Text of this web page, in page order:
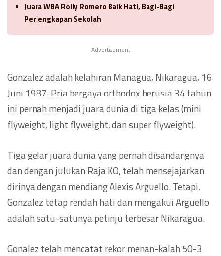
Juara WBA Rolly Romero Baik Hati, Bagi-Bagi
Perlengkapan Sekolah
Advertisement
Gonzalez adalah kelahiran Managua, Nikaragua, 16
Juni 1987. Pria bergaya orthodox berusia 34 tahun
ini pernah menjadi juara dunia di tiga kelas (mini
flyweight, light flyweight, dan super flyweight).
Tiga gelar juara dunia yang pernah disandangnya
dan dengan julukan Raja KO, telah mensejajarkan
dirinya dengan mendiang Alexis Arguello. Tetapi,
Gonzalez tetap rendah hati dan mengakui Arguello
adalah satu-satunya petinju terbesar Nikaragua.
Gonalez telah mencatat rekor menan-kalah 50-3